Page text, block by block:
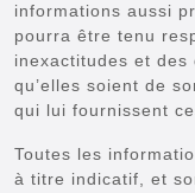
informations aussi
pourra être tenu
inexactitudes et des
qu’elles soient de
qui lui fournissent
Toutes les
à titre indicatif, et